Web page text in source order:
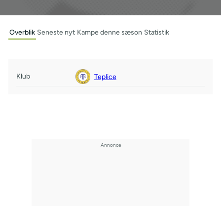
Overblik Seneste nyt Kampe denne sæson Statistik
Klub Teplice